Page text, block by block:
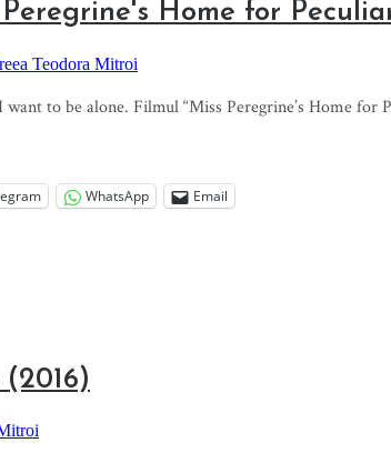
Home for
Teodora Mitroi
to be alone. Filmul “Miss Peregrine’s Home
WhatsApp Email